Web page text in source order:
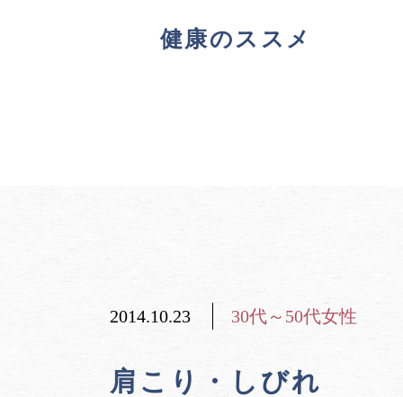
健康のススメ
2014.10.23 30代～50代女性
肩こり・しびれ